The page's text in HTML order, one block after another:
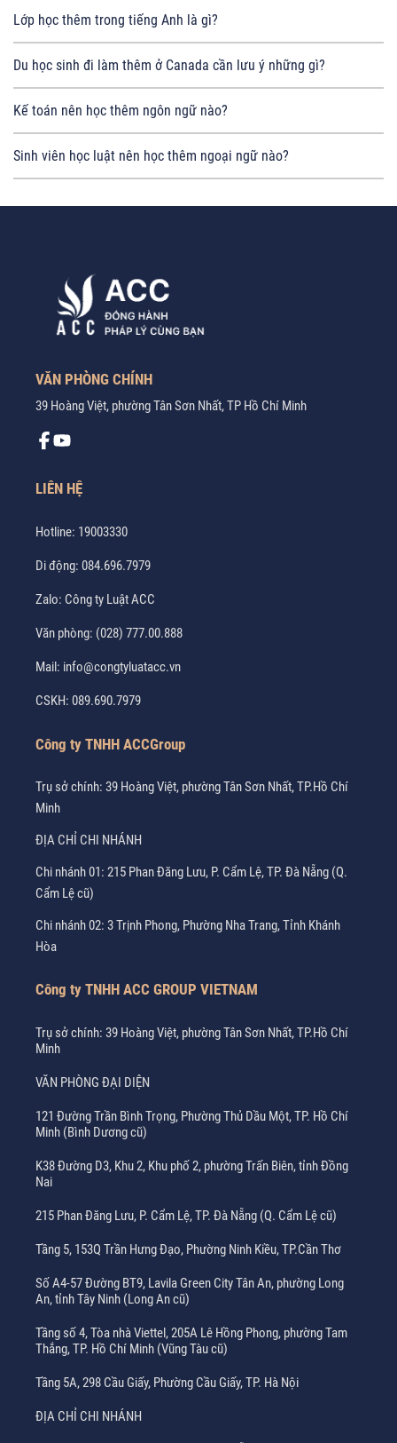
Lớp học thêm trong tiếng Anh là gì?
Du học sinh đi làm thêm ở Canada cần lưu ý những gì?
Kế toán nên học thêm ngôn ngữ nào?
Sinh viên học luật nên học thêm ngoại ngữ nào?
VĂN PHÒNG CHÍNH
39 Hoàng Việt, phường Tân Sơn Nhất, TP Hồ Chí Minh
LIÊN HỆ
Hotline: 19003330
Di động: 084.696.7979
Zalo: Công ty Luật ACC
Văn phòng: (028) 777.00.888
Mail: info@congtyluatacc.vn
CSKH: 089.690.7979
Công ty TNHH ACCGroup
Trụ sở chính: 39 Hoàng Việt, phường Tân Sơn Nhất, TP.Hồ Chí
Minh
ĐỊA CHỈ CHI NHÁNH
Chi nhánh 01: 215 Phan Đăng Lưu, P. Cẩm Lệ, TP. Đà Nẵng (Q.
Cẩm Lệ cũ)
Chi nhánh 02: 3 Trịnh Phong, Phường Nha Trang, Tỉnh Khánh
Hòa
Công ty TNHH ACC GROUP VIETNAM
Trụ sở chính: 39 Hoàng Việt, phường Tân Sơn Nhất, TP.Hồ Chí
Minh
VĂN PHÒNG ĐẠI DIỆN
121 Đường Trần Bình Trọng, Phường Thủ Dầu Một, TP. Hồ Chí
Minh (Bình Dương cũ)
K38 Đường D3, Khu 2, Khu phố 2, phường Trấn Biên, tỉnh Đồng
Nai
215 Phan Đăng Lưu, P. Cẩm Lệ, TP. Đà Nẵng (Q. Cẩm Lệ cũ)
Tầng 5, 153Q Trần Hưng Đạo, Phường Ninh Kiều, TP.Cần Thơ
Số A4-57 Đường BT9, Lavila Green City Tân An, phường Long
An, tỉnh Tây Ninh (Long An cũ)
Tầng số 4, Tòa nhà Viettel, 205A Lê Hồng Phong, phường Tam
Thắng, TP. Hồ Chí Minh (Vũng Tàu cũ)
Tầng 5A, 298 Cầu Giấy, Phường Cầu Giấy, TP. Hà Nội
ĐỊA CHỈ CHI NHÁNH